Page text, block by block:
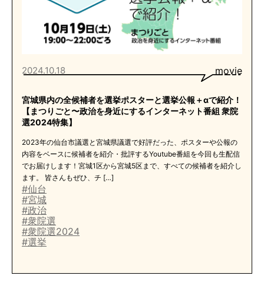
2024.10.18 movie
宮城県内の全候補者を選挙ポスターと選挙公報＋αで紹介！
【まつりごと〜政治を身近にするインターネット番組 衆院
選2024特集】
2023年の仙台市議選と宮城県議選で好評だった、ポスターや公報の
内容をベースに候補者を紹介・批評するYoutube番組を今回も生配信
でお届けします！宮城1区から宮城5区まで、すべての候補者を紹介し
ます。 皆さんもぜひ、チ […]
#仙台
#宮城
#政治
#衆院選
#衆院選2024
#選挙